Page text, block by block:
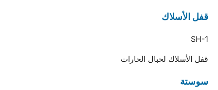
قفل الأسلاك
SH-1
قفل الأسلاك لحبال الحارات
سوستة